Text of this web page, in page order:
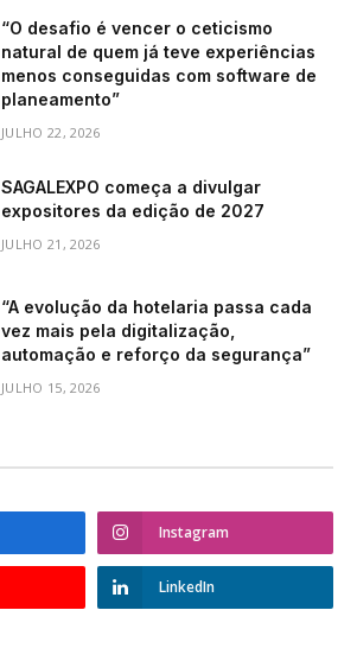
“O desafio é vencer o ceticismo
natural de quem já teve experiências
menos conseguidas com software de
planeamento”
JULHO 22, 2026
SAGALEXPO começa a divulgar
expositores da edição de 2027
JULHO 21, 2026
“A evolução da hotelaria passa cada
vez mais pela digitalização,
automação e reforço da segurança”
JULHO 15, 2026
Instagram
LinkedIn